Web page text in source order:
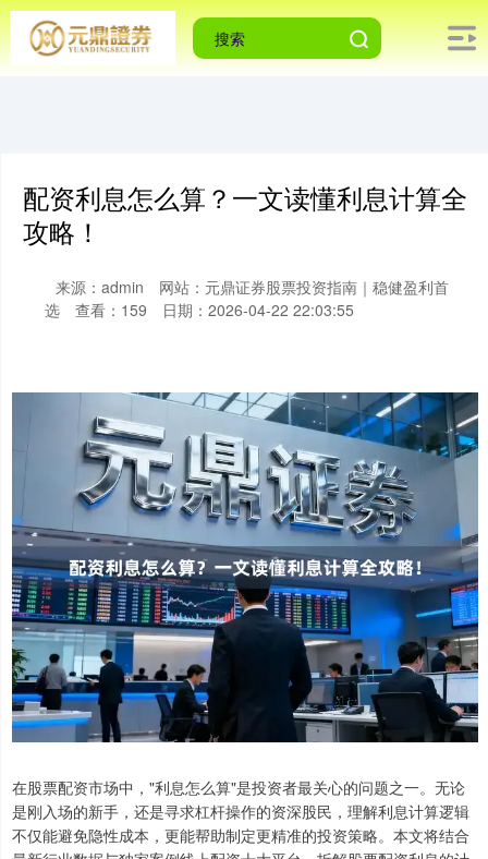
配资利息怎么算？一文读懂利息计算全
攻略！
来源：admin
网站：元鼎证券股票投资指南｜稳健盈利首
选
查看：159 日期：2026-04-22 22:03:55
在股票配资市场中，"利息怎么算"是投资者最关心的问题之一。无论
是刚入场的新手，还是寻求杠杆操作的资深股民，理解利息计算逻辑
不仅能避免隐性成本，更能帮助制定更精准的投资策略。本文将结合